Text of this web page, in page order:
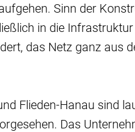
Sinn der
in die
das Netz ganz aus
Flieden-Hanau sind
Das